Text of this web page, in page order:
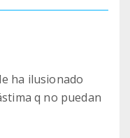
ha ilusionado
q no puedan